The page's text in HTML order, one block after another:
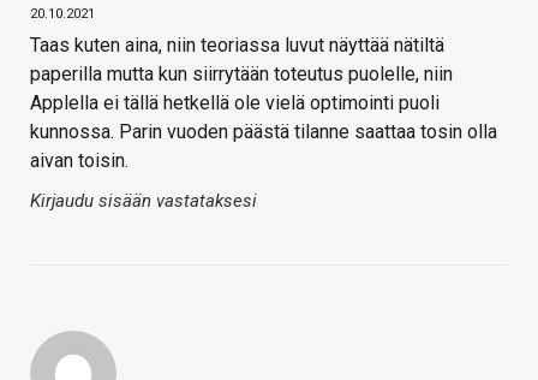
20.10.2021
Taas kuten aina, niin teoriassa luvut näyttää nätiltä
paperilla mutta kun siirrytään toteutus puolelle, niin
Applella ei tällä hetkellä ole vielä optimointi puoli
kunnossa. Parin vuoden päästä tilanne saattaa tosin olla
aivan toisin.
Kirjaudu sisään vastataksesi